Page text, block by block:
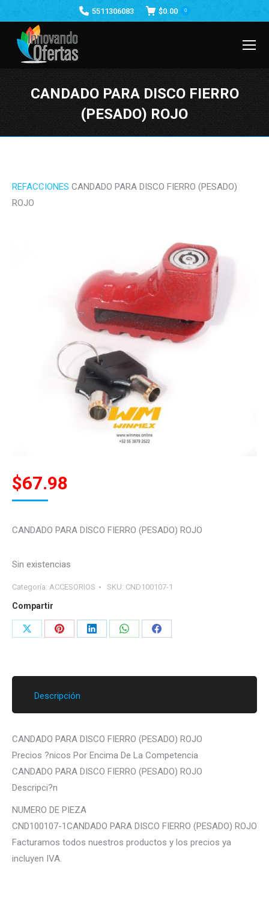
5511306083 $0.00 0
CANDADO PARA DISCO FIERRO
(PESADO) ROJO
REFACCIONES CANDADO PARA DISCO FIERRO (PESADO)
ROJO
$67.98
CANDADO PARA DISCO FIERRO (PESADO) ROJO
Sin existencias
Categoría: ACCESORIOS SKU: CND100107-1
Compartir
Share
Share
Share
Share
Share
Descripción
CANDADO PARA DISCO FIERRO (PESADO) ROJO
Precios ?nicos Por Encima De La Competencia
CANDADO PARA DISCO FIERRO (PESADO) ROJO
Descripci?n
NUMERO DE PIEZA
CND100107-1CANDADO PARA DISCO FIERRO (PESADO) ROJO
Facturamos todos nuestros productos y los precios ya
incluyen IVA.